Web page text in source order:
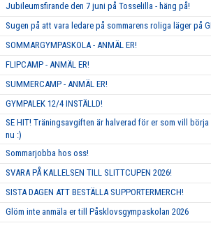
Jubileumsfirande den 7 juni på Tosselilla - häng på!
Sugen på att vara ledare på sommarens roliga läger på
SOMMARGYMPASKOLA - ANMÄL ER!
FLIPCAMP - ANMÄL ER!
SUMMERCAMP - ANMÄL ER!
GYMPALEK 12/4 INSTÄLLD!
SE HIT! Träningsavgiften är halverad för er som vill börja
nu :)
Sommarjobba hos oss!
SVARA PÅ KALLELSEN TILL SLITTCUPEN 2026!
SISTA DAGEN ATT BESTÄLLA SUPPORTERMERCH!
Glöm inte anmäla er till Påsklovsgympaskolan 2026